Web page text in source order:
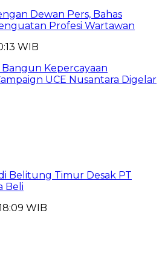
Dewan Pers, Bahas
Profesi Wartawan
WIB
Kepercayaan
UCE Nusantara Digelar
Belitung Timur Desak PT
Beli
WIB